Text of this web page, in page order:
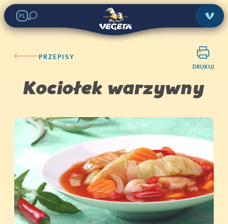
PL
PRZEPISY
DRUKUJ
Kociołek warzywny